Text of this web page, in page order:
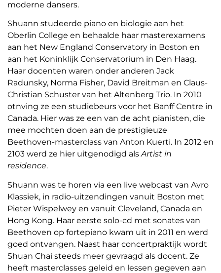
moderne dansers.
Shuann studeerde piano en biologie aan het
Oberlin College en behaalde haar masterexamens
aan het New England Conservatory in Boston en
aan het Koninklijk Conservatorium in Den Haag.
Haar docenten waren onder anderen Jack
Radunsky, Norma Fisher, David Breitman en Claus-
Christian Schuster van het Altenberg Trio. In 2010
otnving ze een studiebeurs voor het Banff Centre in
Canada. Hier was ze een van de acht pianisten, die
mee mochten doen aan de prestigieuze
Beethoven-masterclass van Anton Kuerti. In 2012 en
2103 werd ze hier uitgenodigd alsArtist in
residence.
Shuann was te horen via een live webcast van Avro
Klassiek, in radio-uitzendingen vanuit Boston met
Pieter Wispelwey en vanuit Cleveland, Canada en
Hong Kong. Haar eerste solo-cd met sonates van
Beethoven op fortepiano kwam uit in 2011 en werd
goed ontvangen. Naast haar concertpraktijk wordt
Shuan Chai steeds meer gevraagd als docent. Ze
heeft masterclasses geleid en lessen gegeven aan